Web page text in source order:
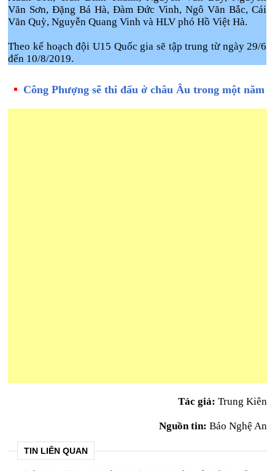
Văn Sơn, Đặng Bá Hà, Đàm Đức Vinh, Ngô Văn Bắc, Cái
Văn Quỳ, Nguyễn Quang Vinh và HLV phó Hồ Việt Hà.
Theo kế hoạch đội U15 Quốc gia sẽ tập trung từ ngày 29/6
đến 10/8/2019.
Công Phượng sẽ thi đấu ở châu Âu trong một năm
Tác giả: Trung Kiên
Nguồn tin: Báo Nghệ An
TIN LIÊN QUAN